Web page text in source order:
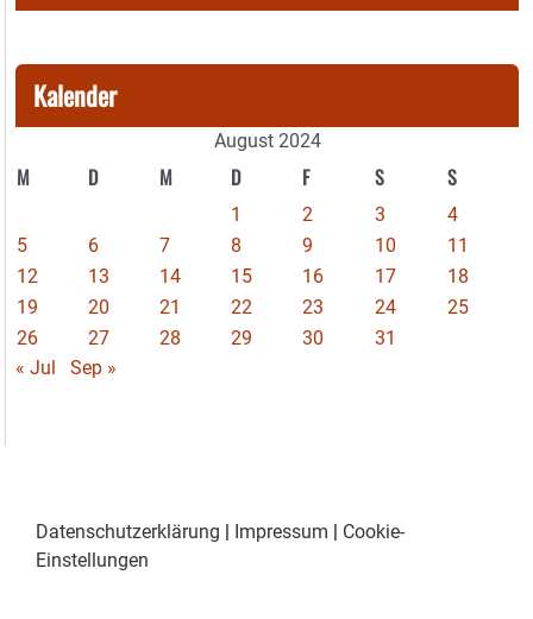
Kalender
August 2024
M D M D F S S
1 2 3
4
5
6 7 8 9 10
11
12
13 14 15 16 17
18
19
20 21 22 23 24
25
26
27 28 29 30
31
« Jul
Sep »
Datenschutzerklärung Impressum
Cookie-
Einstellungen